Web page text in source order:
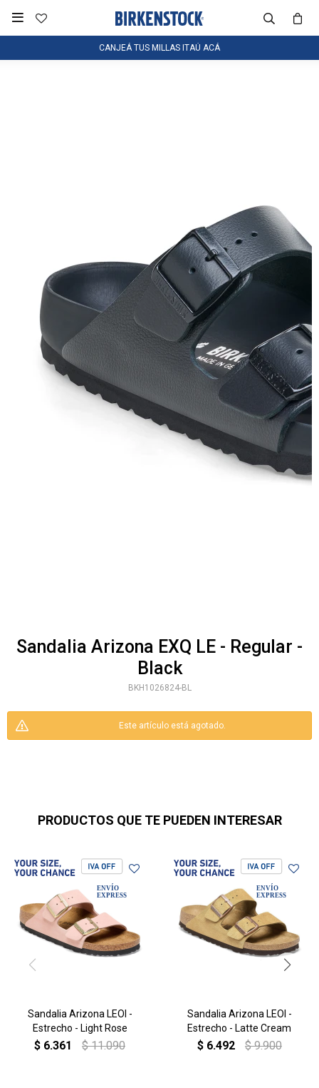

CANJEÁ TUS MILLAS ITAÚ ACÁ
Sandalia Arizona EXQ LE - Regular -
Black
BKH1026824-BL
Este artículo está agotado.
PRODUCTOS QUE TE PUEDEN INTERESAR
Sandalia Arizona LEOI -
Estrecho - Light Rose
$ 6.361 $ 11.090
Sandalia Arizona LEOI -
Estrecho - Latte Cream
$ 6.492 $ 9.900